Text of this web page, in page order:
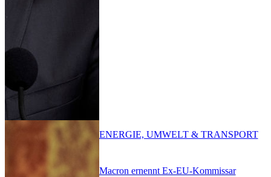
Macron ernennt Ex-EU-Kommissar
ENERGIE, UMWELT & TRANSPORT